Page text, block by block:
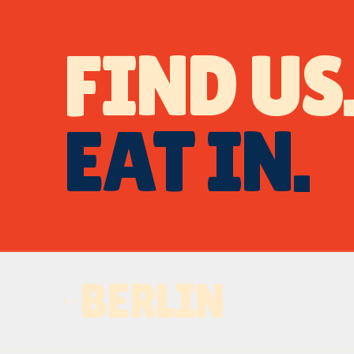
FIND
EAT IN.
01 BERLIN